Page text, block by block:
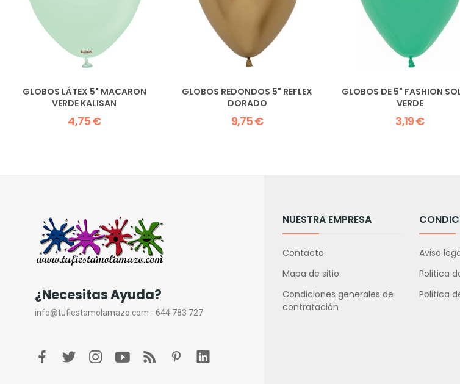
GLOBOS LÁTEX 5" MACARON
VERDE KALISAN
4,75 €
GLOBOS REDONDOS 5" REFLEX
DORADO
9,75 €
GLOBOS DE 5" FASHION
VERDE
3,19 €
¿Necesitas Ayuda?
info@tufiestamolamazo.com - 644 783 727
NUESTRA EMPRESA
Contacto
Mapa de sitio
Condiciones generales de
contratación
Aviso
Politica
Politica